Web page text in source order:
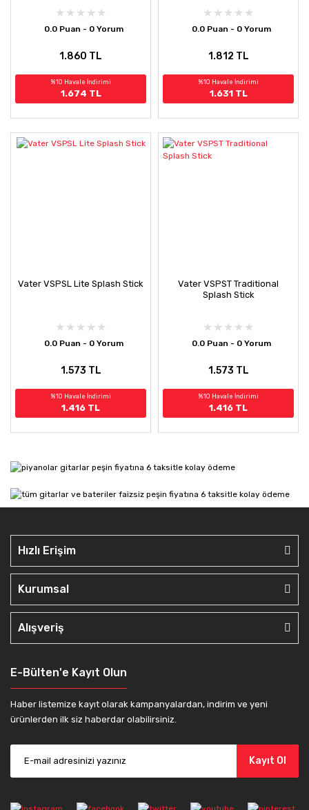
0.0 Puan - 0 Yorum
1.860 TL
%10 Havale İndirimi
1.674 TL
0.0 Puan - 0 Yorum
1.812 TL
%10 Havale İndirimi
1.631 TL
Vater VSPSL Lite Splash Stick
0.0 Puan - 0 Yorum
1.573 TL
%10 Havale İndirimi
1.416 TL
Vater VSPST Traditional
Splash Stick
0.0 Puan - 0 Yorum
1.573 TL
%10 Havale İndirimi
1.416 TL
Hızlı Erişim
Kurumsal
Alışveriş
E-Bülten'e Kayıt Olun
Haber listemize kayıt olarak kampanyalardan, indirim ve yeni
ürünlerden ilk siz haberdar olabilirsiniz.
Kayıt Ol